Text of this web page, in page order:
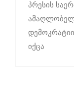
პრესის
იქცა